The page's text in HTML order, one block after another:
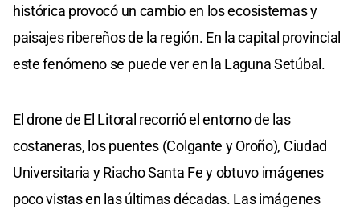
histórica provocó un cambio en los ecosistemas y
paisajes ribereños de la región. En la capital provincial
este fenómeno se puede ver en la Laguna Setúbal.
El drone de El Litoral recorrió el entorno de las
costaneras, los puentes (Colgante y Oroño), Ciudad
Universitaria y Riacho Santa Fe y obtuvo imágenes
poco vistas en las últimas décadas. Las imágenes